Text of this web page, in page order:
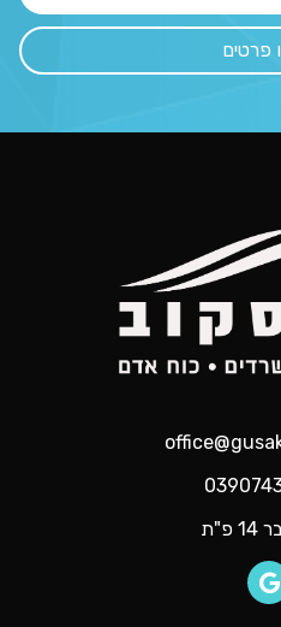
פרטים
פ"ת